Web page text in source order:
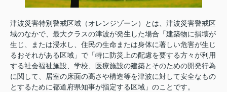
津波災害特別警戒区域（オレンジゾーン）とは、 津波災害警戒区
域のなかで 、最大クラスの津波が発生した場合「建築物に損壊が
生じ、または浸水し、住民の生命または身体に著しい危害が生じ
るおそれがある区域 」で「特に防災上の配慮を要する方々が利用
する社会福祉施設、学校、医療施設の建築とそのための開発行為
に関して、居室の床面の高さや構造等を津波に対して安全なもの
とするために都道府県知事が指定する区域 」のことです。